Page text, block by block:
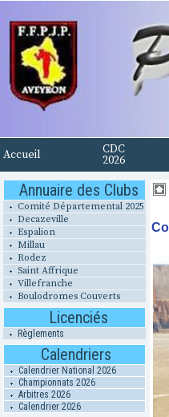
Accueil CDC
2026
Annuaire des Clubs
Comité Départemental 2025
Decazeville
Espalion
Millau
Rodez
Saint Affrique
Villefranche
Boulodromes Couverts
Licenciés
Règlements
Calendriers
Calendrier National 2026
Championnats 2026
Arbitres 2026
Calendrier 2026